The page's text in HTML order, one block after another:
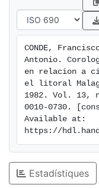
CONDE,
Antonio.
en relacion a
el litoral
1982. Vol. 13,
0010-0730.
Available at:
https://
Estadístiques